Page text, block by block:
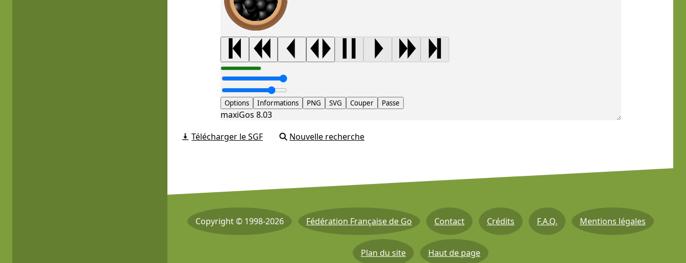
Options Informations PNG SVG Couper Passe
maxiGos 8.03
Télécharger le SGF
Nouvelle recherche
Copyright © 1998-2026 Fédération Française de Go Contact Crédits F.A.Q. Mentions légales
Plan du site Haut de page